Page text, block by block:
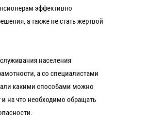
эффективно
а также не стать жертвой
населения
а со специалистами
какими способами можно
и на что необходимо обращать